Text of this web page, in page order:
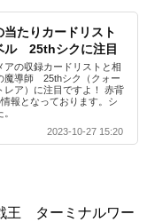
たりカードリスト
ル 25thシクに注目
の収録カードリストと相
魔導師 25thシク（クォー
レア）に注目ですよ！ 赤背
報となっております。シ
2023-10-27 15:20
王 ターミナルワー